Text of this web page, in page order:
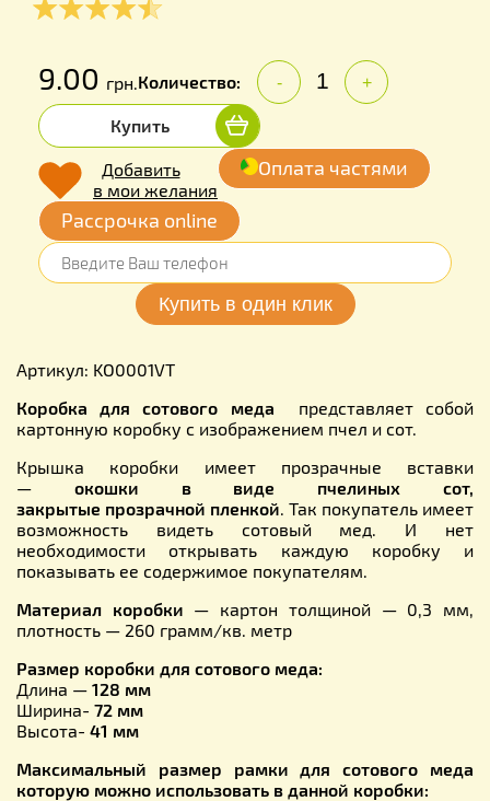
9.00 грн.Количество: - +
Купить
Добавить
в мои желания
Оплата частями
Рассрочка online
Артикул: KO0001VT
Коробка для сотового меда представляет собой
картонную коробку с изображением пчел и сот.
Крышка коробки имеет прозрачные вставки
— окошки в виде пчелиных сот,
закрытые прозрачной пленкой. Так покупатель имеет
возможность видеть сотовый мед. И нет
необходимости открывать каждую коробку и
показывать ее содержимое покупателям.
Материал коробки — картон толщиной — 0,3 мм,
плотность — 260 грамм/кв. метр
Размер коробки для сотового меда:
Длина — 128 мм
Ширина- 72 мм
Высота- 41 мм
Максимальный размер рамки для сотового меда
которую можно использовать в данной коробки: